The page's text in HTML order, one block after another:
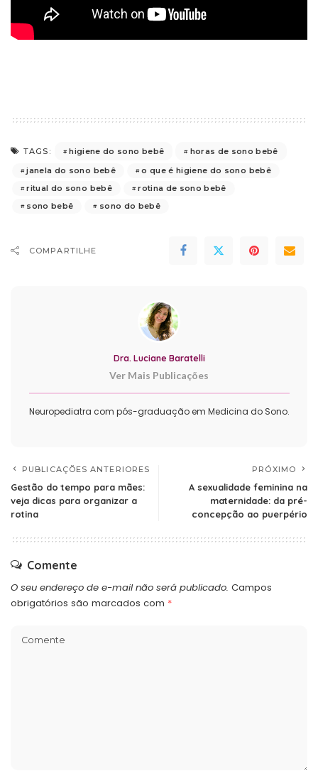
TAGS: higiene do sono bebê
horas de sono bebê
janela do sono bebê
o que é higiene do sono bebê
ritual do sono bebê
rotina de sono bebê
sono bebê
sono do bebê
COMPARTILHE
Dra. Luciane Baratelli
Ver Mais Publicações
Neuropediatra com pós-graduação em Medicina do Sono.
PUBLICAÇÕES ANTERIORES
Gestão do tempo para mães:
veja dicas para organizar a
rotina
PRÓXIMO
A sexualidade feminina na
maternidade: da pré-
concepção ao puerpério
Comente
O seu endereço de e-mail não será publicado. Campos
obrigatórios são marcados com *